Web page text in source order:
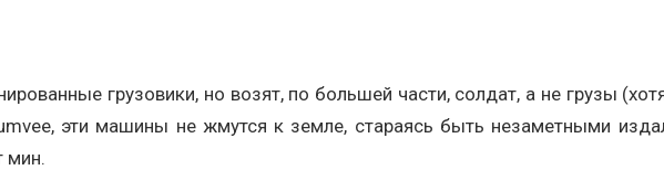
грузовики, но возят, по большей части, солдат, а не грузы
эти машины не жмутся к земле, стараясь быть незаметными
мин.